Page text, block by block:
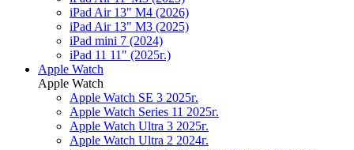
iPad Air 13" M4 (2026)
iPad Air 13" M3 (2025)
iPad mini 7 (2024)
iPad 11 11" (2025г.)
Apple Watch
Apple Watch
Apple Watch SE 3 2025г.
Apple Watch Series 11 2025г.
Apple Watch Ultra 3 2025г.
Apple Watch Ultra 2 2024г.